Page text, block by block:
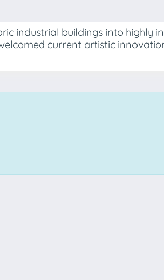
industrial buildings into highly
current artistic